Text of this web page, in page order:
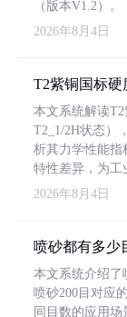
（版本V1.2）。
2026年8月4日
T2紫铜国标
本文系统解读
T2_1/2H状态）
析其力学性能指
特性差异，为工
2026年8月4日
喷砂都有多少
本文系统介绍了
喷砂200目对应
同目数的应用场